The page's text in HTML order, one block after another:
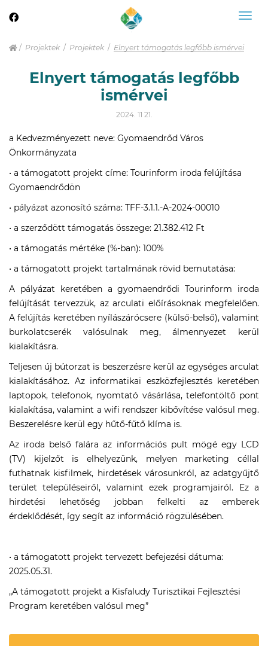
Projektek Projektek Elnyert támogatás legfőbb ismérvei
Elnyert támogatás legfőbb
ismérvei
2024. 11 21.
a Kedvezményezett neve: Gyomaendrőd Város
Önkormányzata
• a támogatott projekt címe: Tourinform iroda felújítása
Gyomaendrődön
• pályázat azonosító száma: TFF-3.1.1.-A-2024-00010
• a szerződött támogatás összege: 21.382.412 Ft
• a támogatás mértéke (%-ban): 100%
• a támogatott projekt tartalmának rövid bemutatása:
A pályázat keretében a gyomaendrődi Tourinform iroda
felújítását tervezzük, az arculati előírásoknak megfelelően.
A felújítás keretében nyílászárócsere (külső-belső), valamint
burkolatcserék valósulnak meg, álmennyezet kerül
kialakításra.
Teljesen új bútorzat is beszerzésre kerül az egységes arculat
kialakításához. Az informatikai eszközfejlesztés keretében
laptopok, telefonok, nyomtató vásárlása, telefontöltő pont
kialakítása, valamint a wifi rendszer kibővítése valósul meg.
Beszerelésre kerül egy hűtő-fűtő klíma is.
Az iroda belső falára az információs pult mögé egy LCD
(TV) kijelzőt is elhelyezünk, melyen marketing céllal
futhatnak kisfilmek, hirdetések városunkról, az adatgyűjtő
terület településeiről, valamint ezek programjairól. Ez a
hirdetési lehetőség jobban felkelti az emberek
érdeklődését, így segít az információ rögzülésében.
• a támogatott projekt tervezett befejezési dátuma:
2025.05.31.
„A támogatott projekt a Kisfaludy Turisztikai Fejlesztési
Program keretében valósul meg”